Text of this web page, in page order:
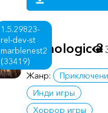
1.5.29823-
rel-dev-st
marblenest2
(33419)
Pathologic 2
Жанр:
Инди игры
Хоррор игры